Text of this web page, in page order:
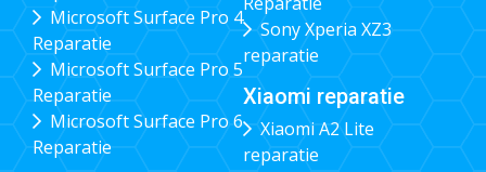
Microsoft Surface Pro 4
Reparatie
Microsoft Surface Pro 5
Reparatie
Microsoft Surface Pro 6
Reparatie
Sony Xperia XZ3
reparatie
Xiaomi reparatie
Xiaomi A2 Lite
reparatie